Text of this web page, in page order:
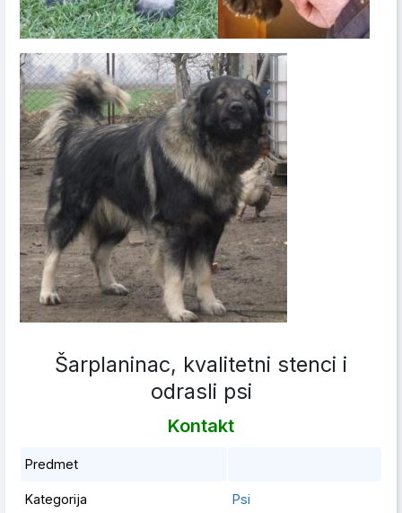
Šarplaninac, kvalitetni stenci i
odrasli psi
Kontakt
Predmet
Kategorija Psi